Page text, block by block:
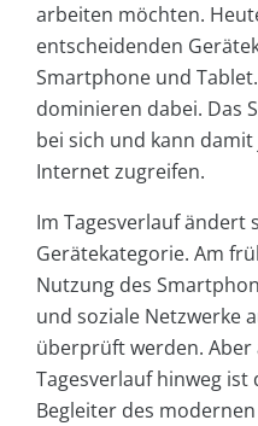
arbeiten möchten.
entscheidenden
Smartphone und
dominieren dabei. Das
bei sich und kann
Internet zugreifen.
Im Tagesverlauf ändert
Gerätekategorie. Am
Nutzung des
und soziale Netzwerke
überprüft werden.
Tagesverlauf hinweg
Begleiter des